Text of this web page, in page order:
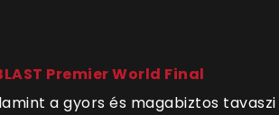
Premier World Final
a gyors és magabiztos tavaszi